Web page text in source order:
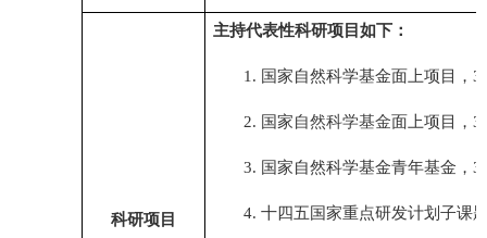
科研项目
主持代表性科研项目如下：
1. 国家自然科学基金面上项目，
2. 国家自然科学基金面上项目，
3. 国家自然科学基金青年基金，
4. 十四五国家重点研发计划子课